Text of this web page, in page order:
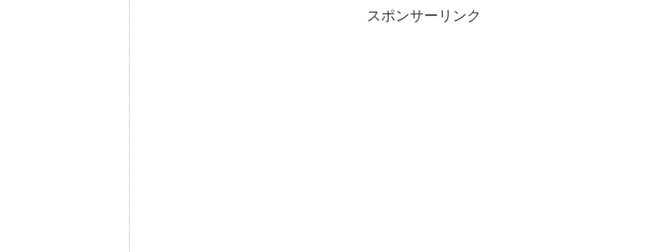
スポンサーリンク